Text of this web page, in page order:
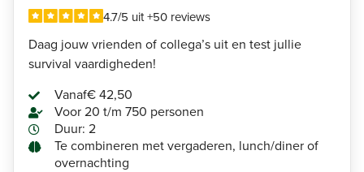
4.7/5 uit +50 reviews
Daag jouw vrienden of collega’s uit en test jullie
survival vaardigheden!
Vanaf€ 42,50
Voor 20 t/m 750 personen
Duur: 2
Te combineren met vergaderen, lunch/diner of
overnachting